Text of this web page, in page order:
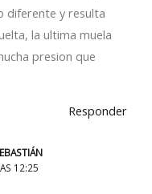
diferente y resulta
la ultima muela
presion que
Responder
12:25